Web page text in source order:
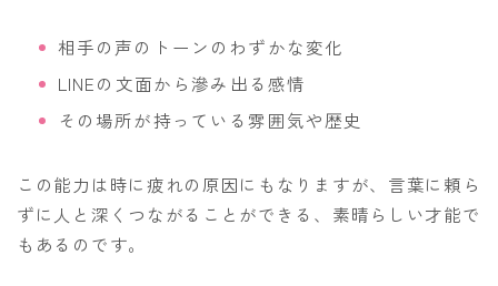
相手の声のトーンのわずかな変化
LINEの文面から滲み出る感情
その場所が持っている雰囲気や歴史
この能力は時に疲れの原因にもなりますが、言葉に頼ら
ずに人と深くつながることができる、素晴らしい才能で
もあるのです。